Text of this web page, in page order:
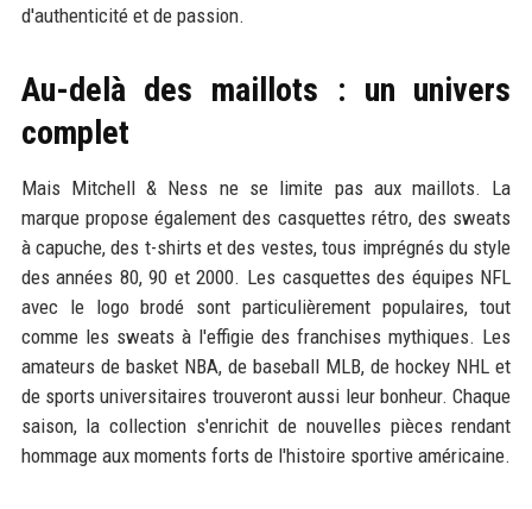
d'authenticité et de passion.
Au-delà des maillots : un univers
complet
Mais Mitchell & Ness ne se limite pas aux maillots. La
marque propose également des casquettes rétro, des sweats
à capuche, des t-shirts et des vestes, tous imprégnés du style
des années 80, 90 et 2000. Les casquettes des équipes NFL
avec le logo brodé sont particulièrement populaires, tout
comme les sweats à l'effigie des franchises mythiques. Les
amateurs de basket NBA, de baseball MLB, de hockey NHL et
de sports universitaires trouveront aussi leur bonheur. Chaque
saison, la collection s'enrichit de nouvelles pièces rendant
hommage aux moments forts de l'histoire sportive américaine.